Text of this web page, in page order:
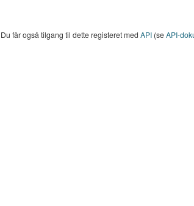
Du får også tilgang til dette registeret med API(seAPI-